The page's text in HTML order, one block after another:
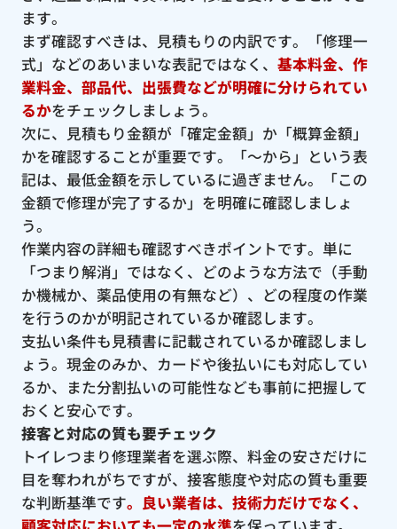
ます。
まず確認すべきは、見積もりの内訳です。「修理一
式」などのあいまいな表記ではなく、 基本料金、作
業料金、部品代、出張費などが明確に分けられてい
るかをチェックしましょう。
次に、見積もり金額が「確定金額」か「概算金額」
かを確認することが重要です。「〜から」という表
記は、最低金額を示しているに過ぎません。「この
金額で修理が完了するか」を明確に確認しましょ
う。
作業内容の詳細も確認すべきポイントです。単に
「つまり解消」ではなく、どのような方法で（手動
か機械か、薬品使用の有無など）、どの程度の作業
を行うのかが明記されているか確認します。
支払い条件も見積書に記載されているか確認しまし
ょう。現金のみか、カードや後払いにも対応してい
るか、また分割払いの可能性なども事前に把握して
おくと安心です。
接客と対応の質も要チェック
トイレつまり修理業者を選ぶ際、料金の安さだけに
目を奪われがちですが、接客態度や対応の質も重要
な判断基準です。良い業者は、技術力だけでなく、